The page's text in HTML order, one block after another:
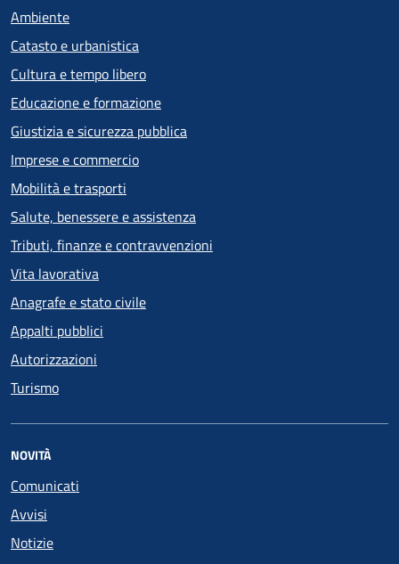
Ambiente
Catasto e urbanistica
Cultura e tempo libero
Educazione e formazione
Giustizia e sicurezza pubblica
Imprese e commercio
Mobilità e trasporti
Salute, benessere e assistenza
Tributi, finanze e contravvenzioni
Vita lavorativa
Anagrafe e stato civile
Appalti pubblici
Autorizzazioni
Turismo
NOVITÀ
Comunicati
Avvisi
Notizie